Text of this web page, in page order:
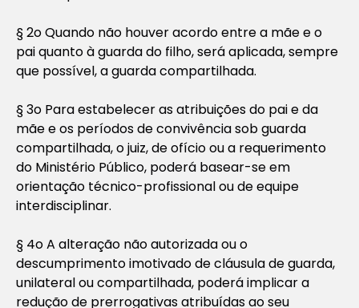
§ 2o Quando não houver acordo entre a mãe e o
pai quanto à guarda do filho, será aplicada, sempre
que possível, a guarda compartilhada.
§ 3o Para estabelecer as atribuições do pai e da
mãe e os períodos de convivência sob guarda
compartilhada, o juiz, de ofício ou a requerimento
do Ministério Público, poderá basear-se em
orientação técnico-profissional ou de equipe
interdisciplinar.
§ 4o A alteração não autorizada ou o
descumprimento imotivado de cláusula de guarda,
unilateral ou compartilhada, poderá implicar a
redução de prerrogativas atribuídas ao seu